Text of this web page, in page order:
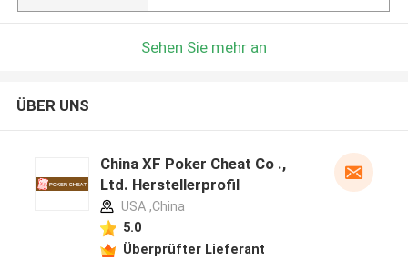
Sehen Sie mehr an
ÜBER UNS
China XF Poker Cheat Co .,
Ltd. Herstellerprofil
USA ,China
5.0
Überprüfter Lieferant